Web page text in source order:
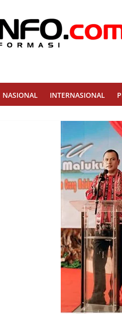
NASIONAL INTERNASIONAL